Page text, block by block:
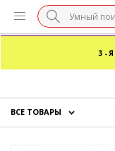
БЕЗ НАЦЕНКИ
3-
ВСЕ ТОВАРЫ